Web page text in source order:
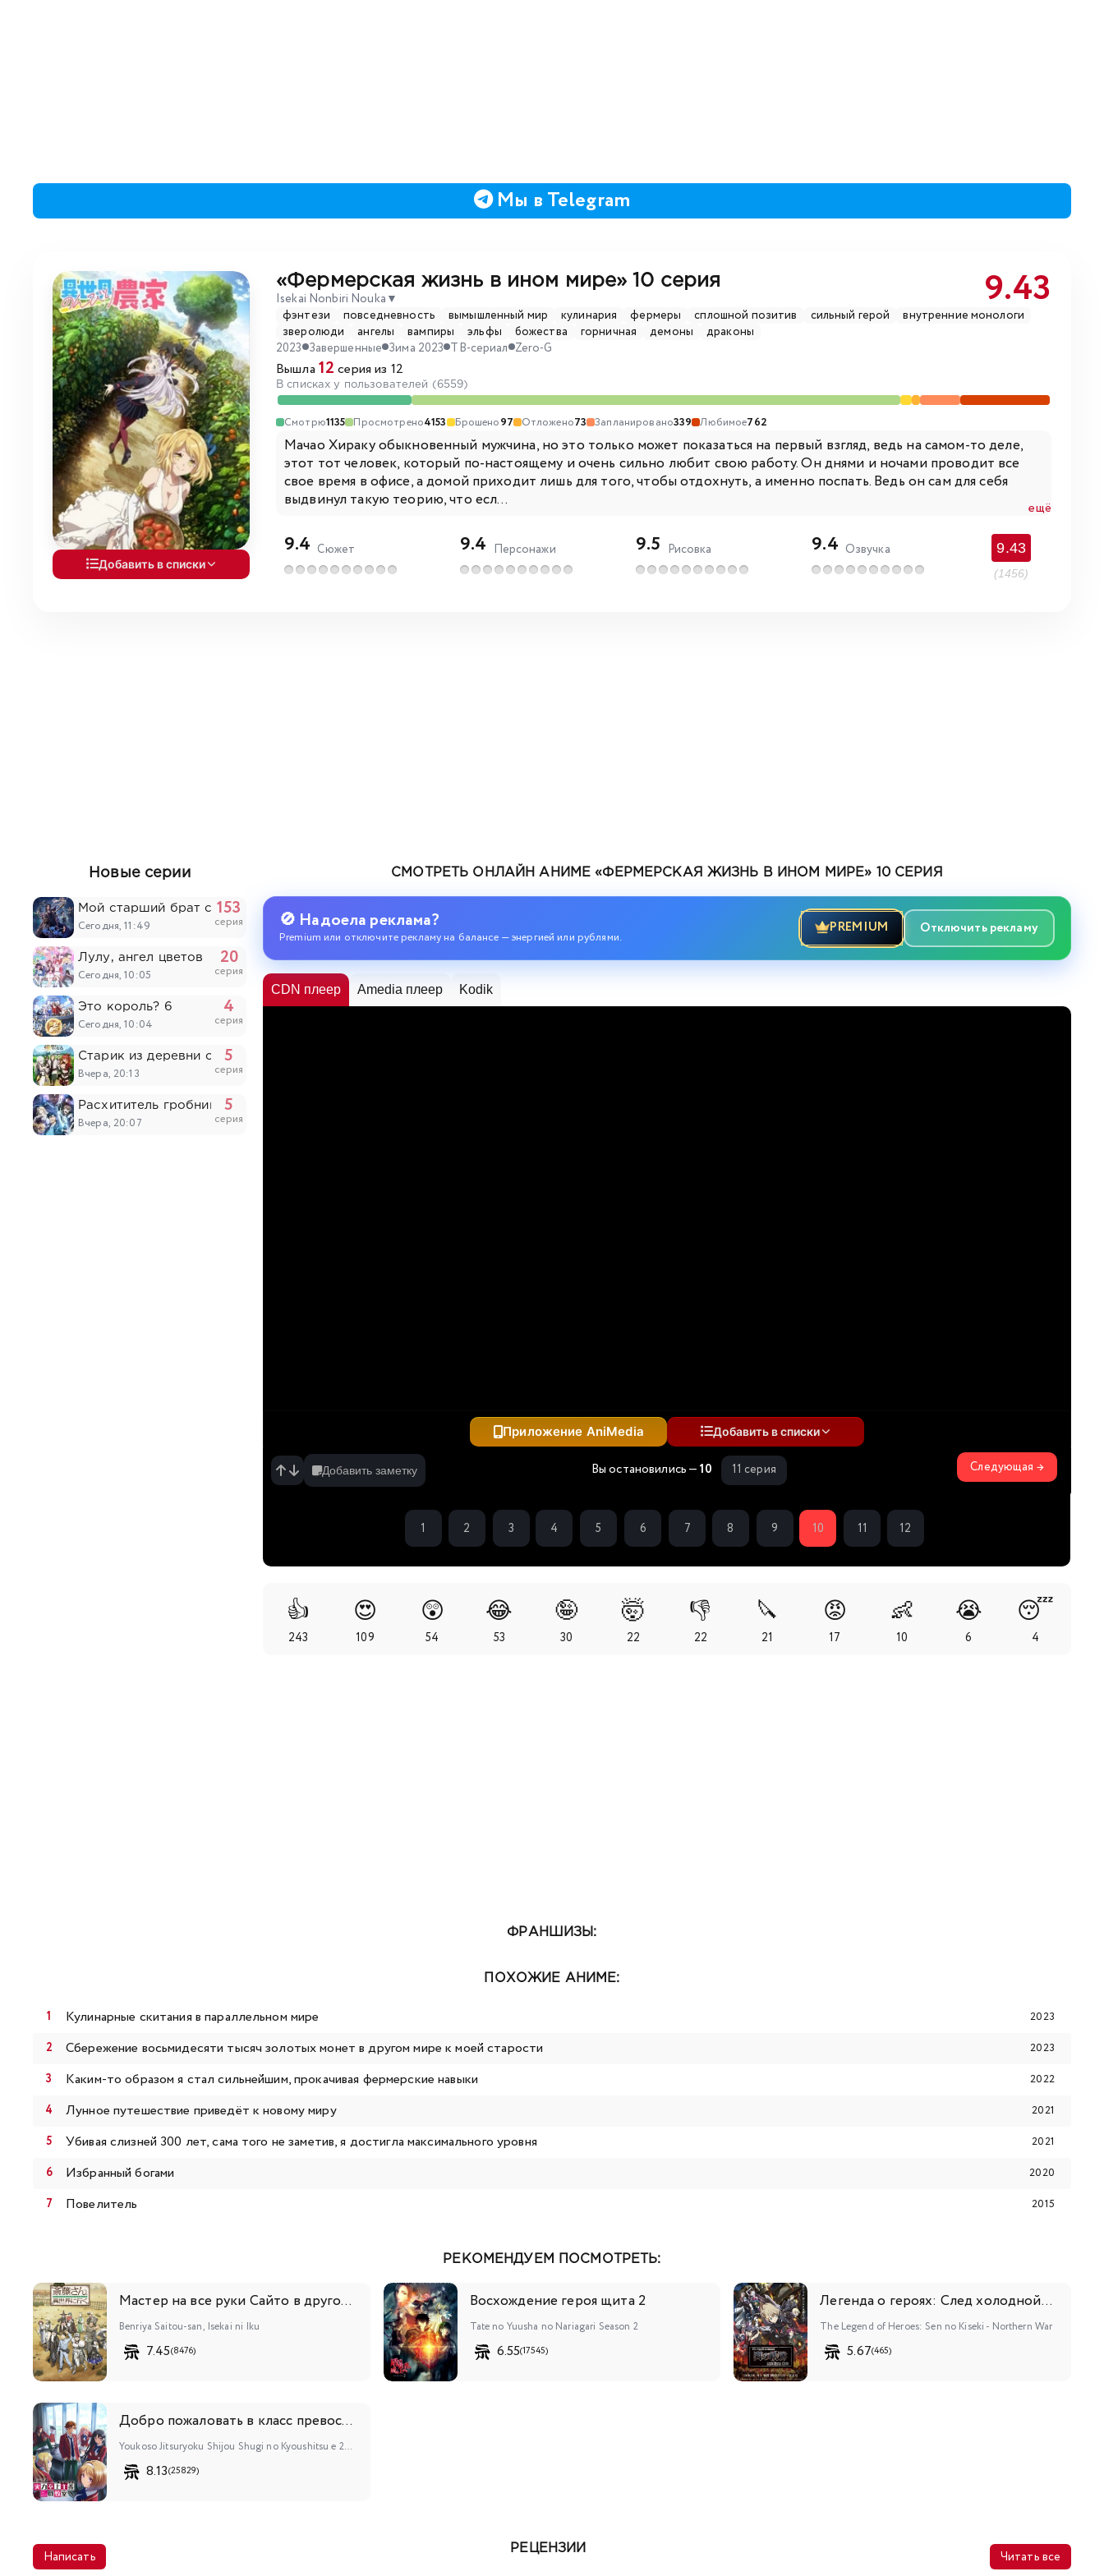
Мы в Telegram
Добавить в списки
«Фермерская жизнь в ином мире» 10 серия
Isekai Nonbiri Nouka ▼ 9.43
фэнтези повседневность вымышленный мир кулинария фермеры сплошной позитив сильный герой
внутренние монологи
зверолюди
ангелы вампиры эльфы божества горничная демоны
драконы
2023 Завершенные Зима 2023 ТВ-сериал Zero-G
Вышла 12 серия из 12
В списках у пользователей (6559)
Смотрю1135 Просмотрено4153 Брошено97 Отложено73 Запланировано339 Любимое762
Мачао Хираку обыкновенный мужчина, но это только может показаться на первый взгляд, ведь на самом-то деле,
этот тот человек, который по-настоящему и очень сильно любит свою работу. Он днями и ночами проводит все
свое время в офисе, а домой приходит лишь для того, чтобы отдохнуть, а именно поспать. Ведь он сам для себя
выдвинул такую теорию, что есл...
ещё
9.4 Сюжет 9.4 Персонажи 9.5 Рисовка 9.4 Озвучка 9.43
(1456)
СМОТРЕТЬ ОНЛАЙН АНИМЕ «ФЕРМЕРСКАЯ ЖИЗНЬ В ИНОМ МИРЕ» 10 СЕРИЯ
🚫 Надоела реклама?
Premium или отключите рекламу на балансе — энергией или рублями.
PREMIUM Отключить рекламу
CDN плеер Amedia плеер Kodik
Приложение AniMedia Добавить в списки
Добавить заметку Вы остановились —10 11 серия Следующая →
1 2 3 4 5 6 7 8 9 10 11 12
👍
243
😍
109
😲
54
😂
53
🤪
30
🤯
22
👎
22
🔪
21
😡
17
👶
10
😭
6
😴
4
Новые серии
Мой старший брат слишком стабилен
Сегодня, 11:49
153
серия
Лулу, ангел цветов
Сегодня, 10:05
20
серия
Это король? 6
Сегодня, 10:04
4
серия
Старик из деревни становится Святым мечом 2
Вчера, 20:13
5
серия
Расхититель гробниц
Вчера, 20:07
5
серия
ФРАНШИЗЫ:
ПОХОЖИЕ АНИМЕ:
Кулинарные скитания в параллельном мире 2023
Сбережение восьмидесяти тысяч золотых монет в другом мире к моей старости 2023
Каким-то образом я стал сильнейшим, прокачивая фермерские навыки 2022
Лунное путешествие приведёт к новому миру 2021
Убивая слизней 300 лет, сама того не заметив, я достигла максимального уровня 2021
Избранный богами 2020
Повелитель 2015
РЕКОМЕНДУЕМ ПОСМОТРЕТЬ:
Мастер на все руки Сайто в другом мире
Benriya Saitou-san, Isekai ni Iku
7.45(8476)
Восхождение героя щита 2
Tate no Yuusha no Nariagari Season 2
6.55(17545)
Легенда о героях: След холодной стали — Северная война
The Legend of Heroes: Sen no Kiseki - Northern War
5.67(465)
Добро пожаловать в класс превосходства 2
Youkoso Jitsuryoku Shijou Shugi no Kyoushitsu e 2nd Season
8.13(25829)
Написать
РЕЦЕНЗИИ
Читать все